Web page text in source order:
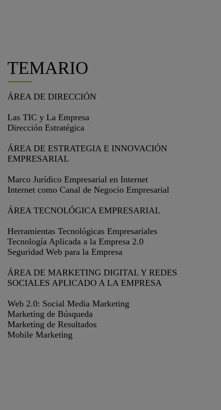
TEMARIO
ÁREA DE DIRECCIÓN
Las TIC y La Empresa
Dirección Estratégica
ÁREA DE ESTRATEGIA E INNOVACIÓN
EMPRESARIAL
Marco Jurídico Empresarial en Internet
Internet como Canal de Negocio Empresarial
ÁREA TECNOLÓGICA EMPRESARIAL
Herramientas Tecnológicas Empresariales
Tecnología Aplicada a la Empresa 2.0
Seguridad Web para la Empresa
ÁREA DE MARKETING DIGITAL Y REDES
SOCIALES APLICADO A LA EMPRESA
Web 2.0: Social Media Marketing
Marketing de Búsqueda
Marketing de Resultados
Mobile Marketing